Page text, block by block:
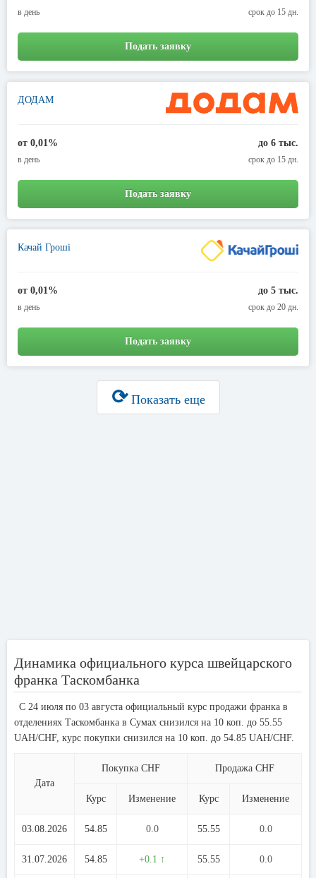
в день срок до 15 дн.
Подать заявку
ДОДАМ
от 0,01%
в день
до 6 тыс.
срок до 15 дн.
Подать заявку
Качай Гроші
от 0,01%
в день
до 5 тыс.
срок до 20 дн.
Подать заявку
⟳Показать еще
Динамика официального курса швейцарского
франка Таскомбанка
С 24 июля по 03 августа официальный курс продажи франка в
отделениях Таскомбанка в Сумах снизился на 10 коп. до 55.55
UAH/CHF, курс покупки снизился на 10 коп. до 54.85 UAH/CHF.
Дата
Покупка CHF Продажа CHF
Курс Изменение Курс Изменение
03.08.2026 54.85 0.0 55.55 0.0
31.07.2026 54.85 +0.1 ↑ 55.55 0.0